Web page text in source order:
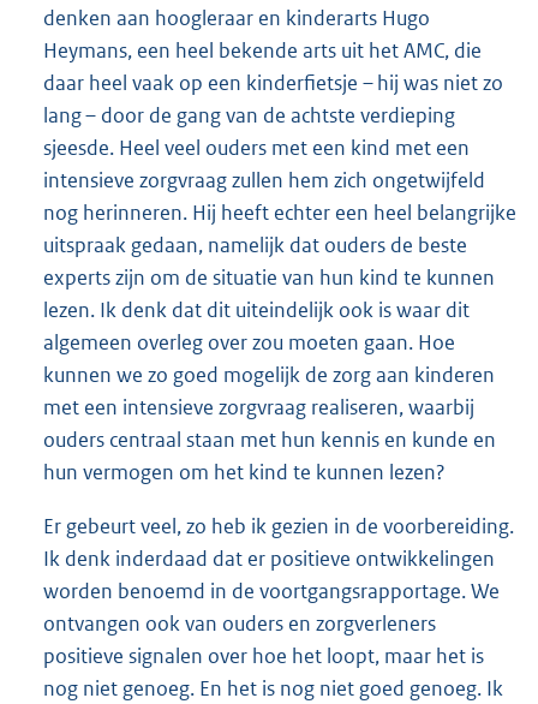
denken aan hoogleraar en kinderarts Hugo
Heymans, een heel bekende arts uit het AMC, die
daar heel vaak op een kinderfietsje – hij was niet zo
lang – door de gang van de achtste verdieping
sjeesde. Heel veel ouders met een kind met een
intensieve zorgvraag zullen hem zich ongetwijfeld
nog herinneren. Hij heeft echter een heel belangrijke
uitspraak gedaan, namelijk dat ouders de beste
experts zijn om de situatie van hun kind te kunnen
lezen. Ik denk dat dit uiteindelijk ook is waar dit
algemeen overleg over zou moeten gaan. Hoe
kunnen we zo goed mogelijk de zorg aan kinderen
met een intensieve zorgvraag realiseren, waarbij
ouders centraal staan met hun kennis en kunde en
hun vermogen om het kind te kunnen lezen?
Er gebeurt veel, zo heb ik gezien in de voorbereiding.
Ik denk inderdaad dat er positieve ontwikkelingen
worden benoemd in de voortgangsrapportage. We
ontvangen ook van ouders en zorgverleners
positieve signalen over hoe het loopt, maar het is
nog niet genoeg. En het is nog niet goed genoeg. Ik